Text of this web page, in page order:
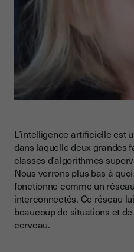
L’intelligence artificielle est
dans laquelle deux grandes
classes d’algorithmes
Nous verrons plus bas à
fonctionne comme un
interconnectés. Ce réseau
beaucoup de situations et
cerveau.